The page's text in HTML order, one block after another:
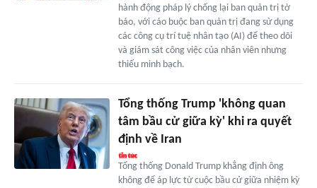
hành động pháp lý chống lại ban quản trị tờ
báo, với cáo buộc ban quản trị đang sử dụng
các công cụ trí tuệ nhân tạo (AI) để theo dõi
và giám sát công việc của nhân viên nhưng
thiếu minh bạch.
Tổng thống Trump 'không quan
tâm bầu cử giữa kỳ' khi ra quyết
định về Iran
Tổng thống Donald Trump khẳng định ông
không để áp lực từ cuộc bầu cử giữa nhiệm kỳ